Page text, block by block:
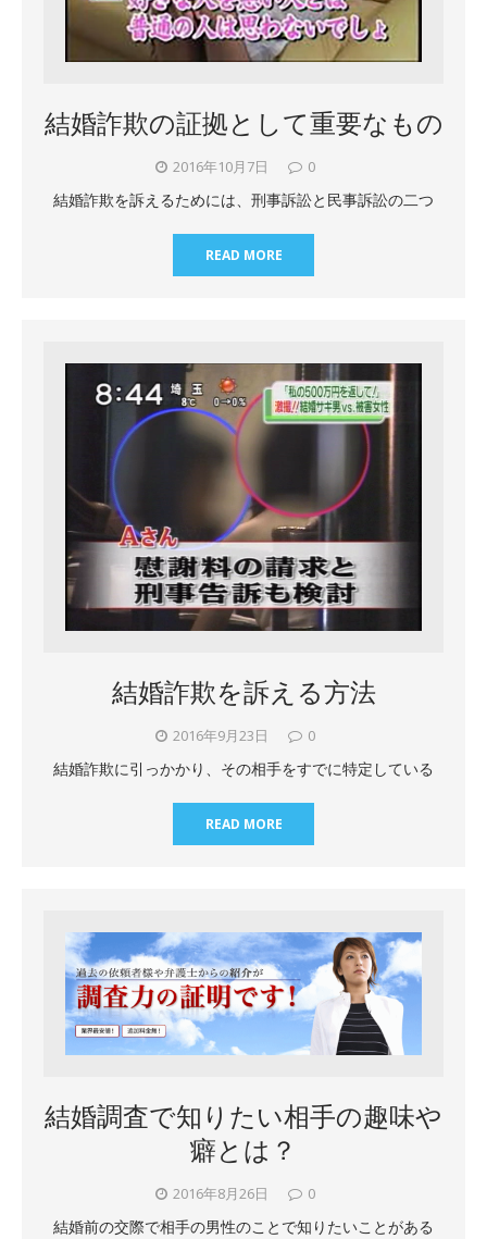
結婚詐欺の証拠として重要なもの
2016年10月7日 0
結婚詐欺を訴えるためには、刑事訴訟と民事訴訟の二つ
READ MORE
結婚詐欺を訴える方法
2016年9月23日 0
結婚詐欺に引っかかり、その相手をすでに特定している
READ MORE
結婚調査で知りたい相手の趣味や
癖とは？
2016年8月26日 0
結婚前の交際で相手の男性のことで知りたいことがある